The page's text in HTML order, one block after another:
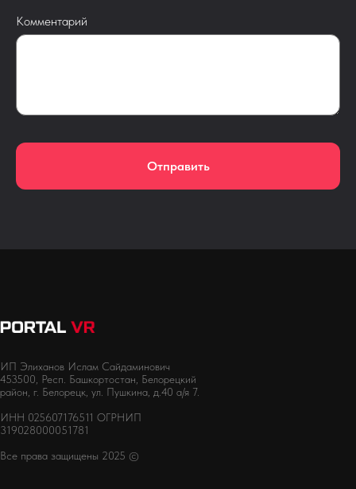
Комментарий
Отправить
ИП Элиханов Ислам Сайдаминович
453500, Респ. Башкортостан, Белорецкий
район, г. Белорецк, ул. Пушкина, д.40 а/я 7.
ИНН 025607176511 ОГРНИП
319028000051781
Все права защищены 2025 ©